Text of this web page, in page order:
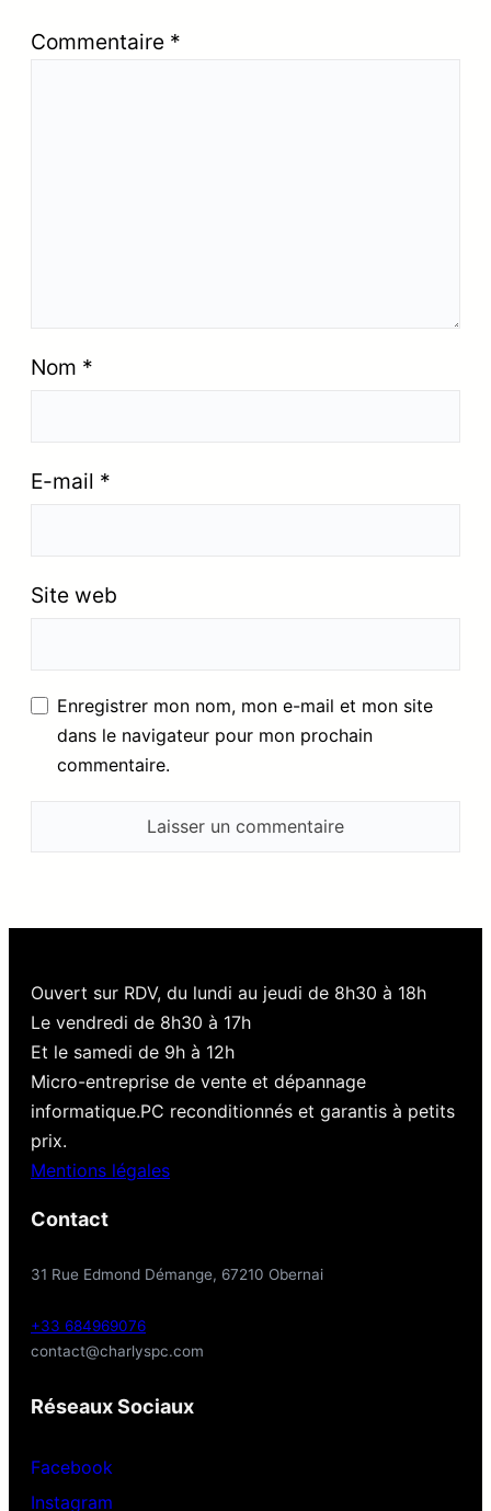
Commentaire *
Nom *
E-mail *
Site web
Enregistrer mon nom, mon e-mail et mon site
dans le navigateur pour mon prochain
commentaire.
Ouvert sur RDV, du lundi au jeudi de 8h30 à 18h
Le vendredi de 8h30 à 17h
Et le samedi de 9h à 12h
Micro-entreprise de vente et dépannage
informatique.PC reconditionnés et garantis à petits
prix.
Mentions légales
Contact
31 Rue Edmond Démange, 67210 Obernai
+33 684969076
contact@charlyspc.com
Réseaux Sociaux
Facebook
Instagram